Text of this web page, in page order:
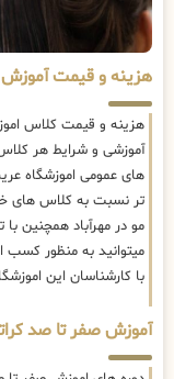
هزینه و قیمت آموزش
هزینه و قیمت کلاس
آموزشی و شرایط هر
های عمومی اموزشگاه
تر نسبت به کلاس های
مو در مهرآباد همچنین
میتوانید به منظور کسب
با کارشناسان این
آموزش صفر تا صد